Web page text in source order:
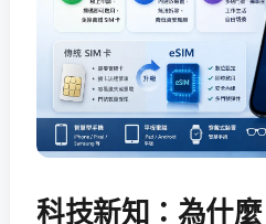
科技新知：為什